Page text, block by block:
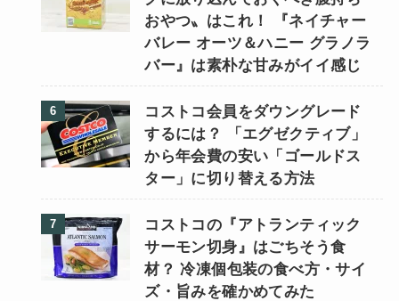
おやつ〟はこれ！ 『ネイチャー
バレー オーツ＆ハニー グラノラ
バー』は素朴な甘みがイイ感じ
コストコ会員をダウングレード
するには？ 「エグゼクティブ」
から年会費の安い「ゴールドス
ター」に切り替える方法
コストコの『アトランティック
サーモン切身』はごちそう食
材？ 冷凍個包装の食べ方・サイ
ズ・旨みを確かめてみた